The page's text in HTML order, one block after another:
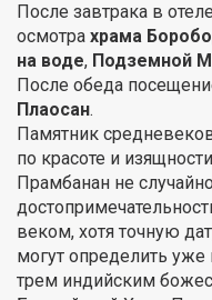
После завтрака в
осмотра храма
на воде, Подземной
После обеда
Плаосан.
Памятник
по красоте и
Прамбанан не
веком, хотя точную
могут определить уже
трем индийским